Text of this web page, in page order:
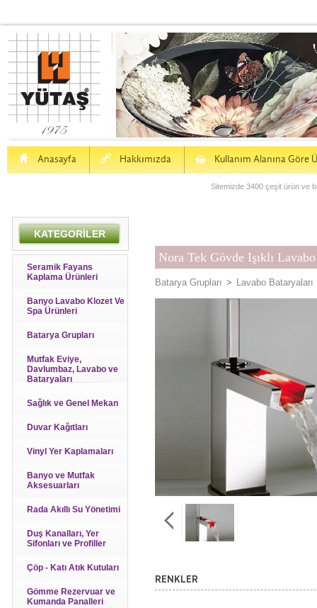
Anasayfa
H Hakkımızda
a Kullanım Alanına Göre
S
Sitemizde 3400 çeşit ürün ve
KATEGORİLER
Seramik Fayans
Kaplama Ürünleri
Banyo Lavabo Klozet Ve
Spa Ürünleri
Batarya Grupları
Mutfak Eviye,
Davlumbaz, Lavabo ve
Bataryaları
Sağlık ve Genel Mekan
Duvar Kağıtları
Vinyl Yer Kaplamaları
Banyo ve Mutfak
Aksesuarları
Rada Akıllı Su Yönetimi
Duş Kanalları, Yer
Sifonları ve Profiller
Çöp - Katı Atık Kutuları
Gömme Rezervuar ve
Kumanda Panalleri
Nora Tek Gövde Işıklı
Batarya Grupları > Lavabo Bataryaları
RENKLER